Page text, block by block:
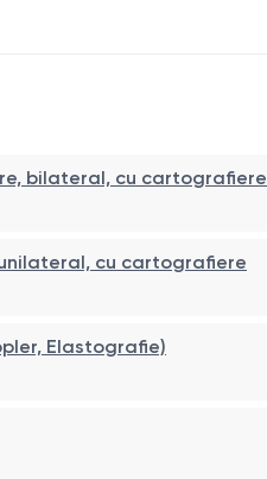
bilateral, cu cartografiere
cu cartografiere
Elastografie)